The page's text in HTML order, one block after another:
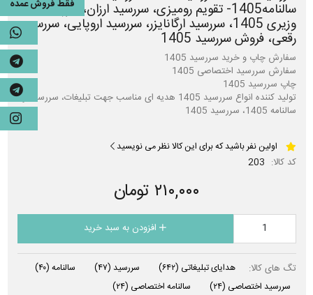
سالنامه1405- تقویم رومیزی، سررسید ارزان، سررسید
وزیری 1405، سررسید ارگانایزر، سررسید اروپایی، سررسید
رقعی، فروش سررسید 1405
تولید کننده انواع سررسید 1405 هدیه ای مناسب جهت تبلیغات، سررسید و
سالنامه 1405، سررسید 1405
اولین نفر باشید که برای این کالا نظر می نویسید
کد کالا: 203
۲۱۰,۰۰۰ تومان
افزودن به سبد خرید
تگ های کالا: هدایای تبلیغاتی (۶۴۲) سررسید (۴۷) سالنامه (۴۰)
سررسید اختصاصی (۲۴) سالنامه اختصاصی (۲۴)
فقط فروش عمده